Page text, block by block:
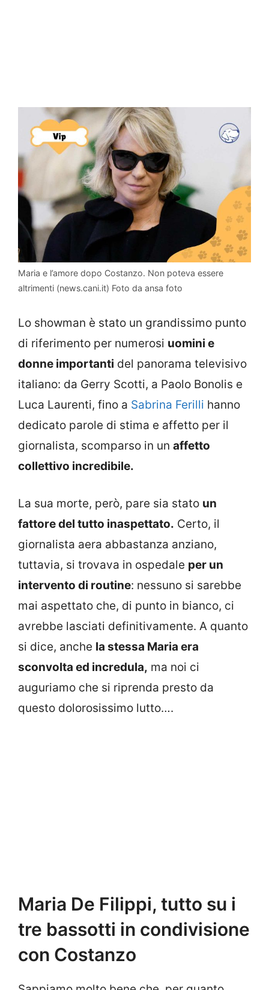
Maria e l’amore dopo Costanzo. Non poteva essere
altrimenti (news.cani.it) Foto da ansa foto
Lo showman è stato un grandissimo punto
di riferimento per numerosi uomini e
donne importanti del panorama televisivo
italiano: da Gerry Scotti, a Paolo Bonolis e
Luca Laurenti, fino a Sabrina Ferilli hanno
dedicato parole di stima e affetto per il
giornalista, scomparso in un affetto
collettivo incredibile.
La sua morte, però, pare sia stato un
fattore del tutto inaspettato. Certo, il
giornalista aera abbastanza anziano,
tuttavia, si trovava in ospedale per un
intervento di routine: nessuno si sarebbe
mai aspettato che, di punto in bianco, ci
avrebbe lasciati definitivamente. A quanto
si dice, anche la stessa Maria era
sconvolta ed incredula, ma noi ci
auguriamo che si riprenda presto da
questo dolorosissimo lutto….
Maria De Filippi, tutto su i
tre bassotti in condivisione
con Costanzo